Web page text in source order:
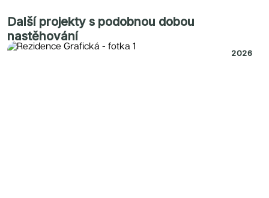
Další projekty s podobnou dobou
nastěhování
2026